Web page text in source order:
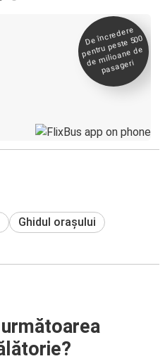
De încredere
pentru peste 500
de
milioane de
pasageri
Ghidul orașului